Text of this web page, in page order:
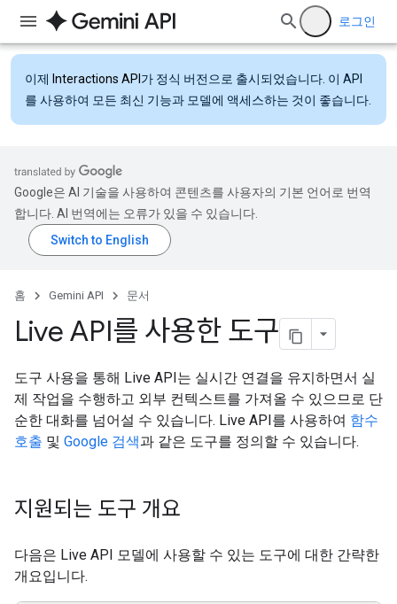
로그인
이제 Interactions API 가 정식 버전으로 출시되었습니다. 이 API
를 사용하여 모든 최신 기능과 모델에 액세스하는 것이 좋습니다.
Google은 AI 기술을 사용하여 콘텐츠를 사용자의 기본 언어로 번역
합니다. AI 번역에는 오류가 있을 수 있습니다.
홈 Gemini API 문서
Live API를 사용한 도구
도구 사용을 통해 Live API는 실시간 연결을 유지하면서 실
제 작업을 수행하고 외부 컨텍스트를 가져올 수 있으므로 단
순한 대화를 넘어설 수 있습니다. Live API를 사용하여 함수
호출 및 Google 검색과 같은 도구를 정의할 수 있습니다.
지원되는 도구 개요
다음은 Live API 모델에 사용할 수 있는 도구에 대한 간략한
개요입니다.